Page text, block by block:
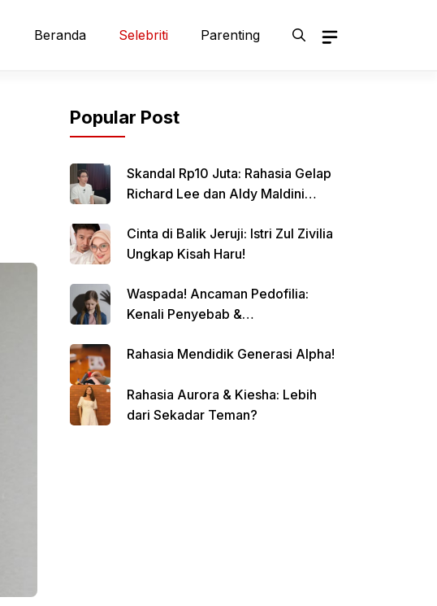
Beranda Selebriti Parenting
Popular Post
Skandal Rp10 Juta: Rahasia Gelap
Richard Lee dan Aldy Maldini
Cinta di Balik Jeruji: Istri Zul Zivilia
Ungkap Kisah Haru!
Waspada! Ancaman Pedofilia:
Kenali Penyebab &
Rahasia Mendidik Generasi Alpha!
Rahasia Aurora & Kiesha: Lebih
dari Sekadar Teman?